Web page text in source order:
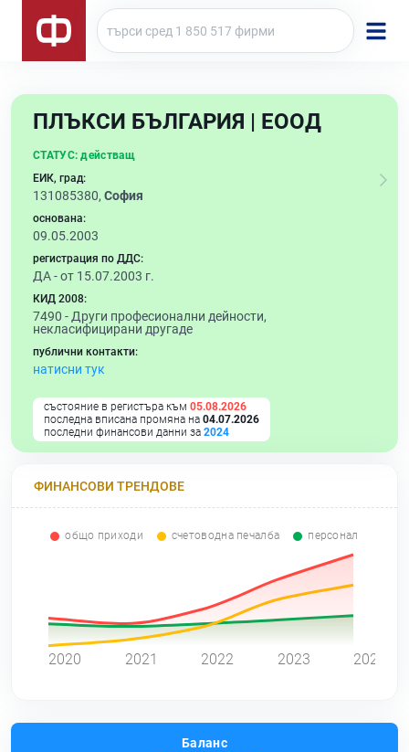
ПЛЪКСИ БЪЛГАРИЯ | ЕООД
СТАТУС: действащ
ЕИК, град:
131085380, София
основана:
09.05.2003
регистрация по ДДС:
ДА - от 15.07.2003 г.
КИД 2008:
7490 - Други професионални дейности,
некласифицирани другаде
публични контакти:
натисни тук
състояние в регистъра към 05.08.2026
последна вписана промяна на 04.07.2026
последни финансови данни за 2024
ФИНАНСОВИ ТРЕНДОВЕ
общо приходи счетоводна печалба персонал
2020 2021 2022 2023 2024
Баланс